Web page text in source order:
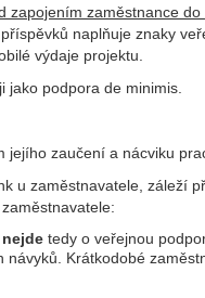
zapojením zaměstnance do
naplňuje znaky
výdaje projektu.
jako podpora de minimis.
zaučení a nácviku
u zaměstnavatele, záleží
nejde tedy o veřejnou
Krátkodobé